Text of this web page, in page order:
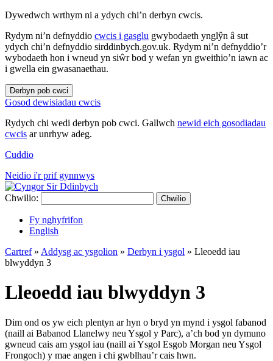
Dywedwch wrthym ni a ydych chi’n derbyn cwcis.
Rydym ni’n defnyddio cwcis i gasglu gwybodaeth ynglŷn â sut
ydych chi’n defnyddio sirddinbych.gov.uk. Rydym ni’n defnyddio’r
wybodaeth hon i wneud yn siŵr bod y wefan yn gweithio’n iawn ac
i gwella ein gwasanaethau.
Derbyn pob cwci
Gosod dewisiadau cwcis
Rydych chi wedi derbyn pob cwci. Gallwch newid eich gosodiadau
cwcis ar unrhyw adeg.
Cuddio
Neidio i'r prif gynnwys
Chwilio: Chwilio
Fy nghyfrifon
English
Cartref» Addysg ac ysgolion » Derbyn i ysgol » Lleoedd iau
blwyddyn 3
Lleoedd iau blwyddyn 3
Dim ond os yw eich plentyn ar hyn o bryd yn mynd i ysgol fabanod
(naill ai Babanod Llanelwy neu Ysgol y Parc), a’ch bod yn dymuno
gwneud cais am ysgol iau (naill ai Ysgol Esgob Morgan neu Ysgol
Frongoch) y mae angen i chi gwblhau’r cais hwn.